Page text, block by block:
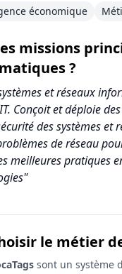
économique
missions
?
et réseaux
Conçoit et déploie
des systèmes et
de réseau
meilleures pratiques
le métier
sont un système
du métier Expert /